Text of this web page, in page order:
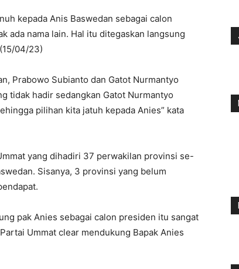
kepada Anis Baswedan sebagai calon
ada nama lain. Hal itu ditegaskan langsung
04/23)
Prabowo Subianto dan Gatot Nurmantyo
tidak hadir sedangkan Gatot Nurmantyo
pilihan kita jatuh kepada Anies” kata
yang dihadiri 37 perwakilan provinsi se-
Sisanya, 3 provinsi yang belum
pak Anies sebagai calon presiden itu sangat
Ummat clear mendukung Bapak Anies